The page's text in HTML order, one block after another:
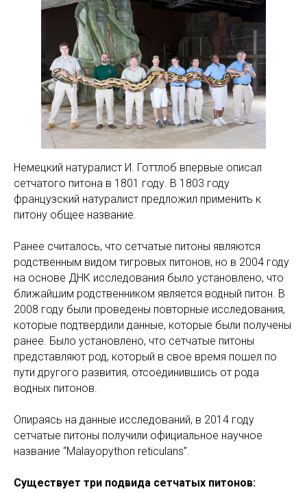
Немецкий натуралист И. Готтлоб впервые описал
сетчатого питона в 1801 году. В 1803 году
французский натуралист предложил применить к
питону общее название.
Ранее считалось, что сетчатые питоны являются
родственным видом тигровых питонов, но в 2004 году
на основе ДНК исследования было установлено, что
ближайшим родственником является водный питон. В
2008 году были проведены повторные исследования,
которые подтвердили данные, которые были получены
ранее. Было установлено, что сетчатые питоны
представляют род, который в свое время пошел по
пути другого развития, отсоединившись от рода
водных питонов.
Опираясь на данные исследований, в 2014 году
сетчатые питоны получили официальное научное
название “Malayopython reticulans”.
Существует три подвида сетчатых питонов: